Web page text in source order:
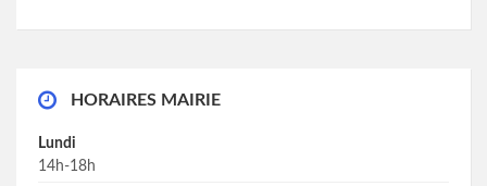
HORAIRES MAIRIE
Lundi
14h-18h